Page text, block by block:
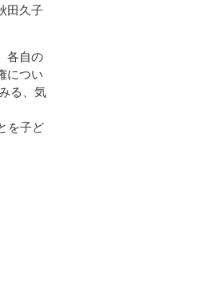
田久子
各自の
につい
る、気
を子ど